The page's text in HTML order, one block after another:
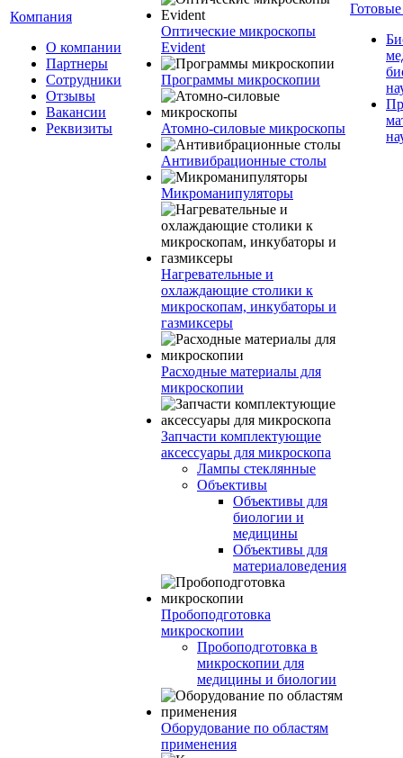
Компания
О компании
Партнеры
Сотрудники
Отзывы
Вакансии
Реквизиты
Оптические микроскопы
Evident
Программы микроскопии
Атомно-силовые микроскопы
Антивибрационные столы
Микроманипуляторы
Нагревательные и
охлаждающие столики к
микроскопам, инкубаторы и
газмиксеры
Расходные материалы для
микроскопии
Запчасти комплектующие
аксессуары для микроскопа
Лампы стеклянные
Объективы
Объективы для
биологии и
медицины
Объективы для
материаловедения
Пробоподготовка
микроскопии
Пробоподготовка в
микроскопии для
медицины и биологии
Оборудование по областям
применения